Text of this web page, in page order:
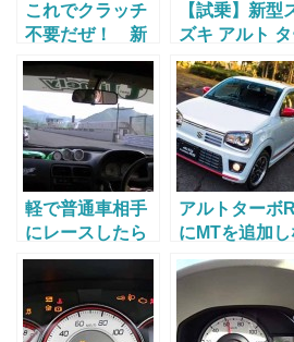
これでクラッチ
不要だぜ！ 新
型アルトに採用
されてるAGSっ
て何だ？ キャ
リーから採用さ
れてる新しいト
ランスミッショ
ンの解説映像
【試乗】新型
ズキ アルト
ボRS 2WDに
攻試乗！気に
る5AGSの動
は？
軽で普通車相手
にレースしたら
ごぼう抜きw
アルトターボ
にMTを追加し
い理由はコス
ト？ 4WDの設
は？ 気になる
AGSの性能を